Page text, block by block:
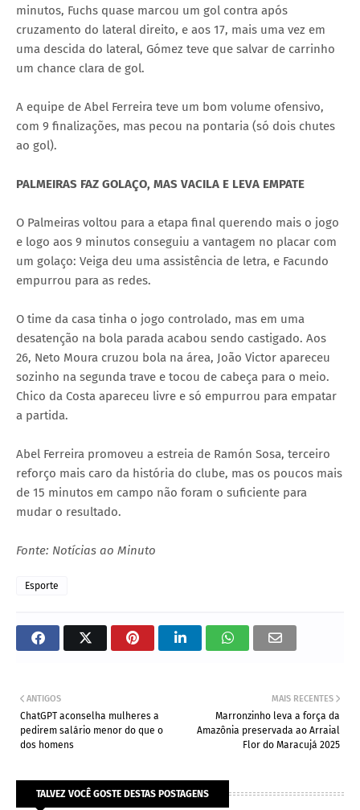
minutos, Fuchs quase marcou um gol contra após
cruzamento do lateral direito, e aos 17, mais uma vez em
uma descida do lateral, Gómez teve que salvar de carrinho
um chance clara de gol.
A equipe de Abel Ferreira teve um bom volume ofensivo,
com 9 finalizações, mas pecou na pontaria (só dois chutes
ao gol).
PALMEIRAS FAZ GOLAÇO, MAS VACILA E LEVA EMPATE
O Palmeiras voltou para a etapa final querendo mais o jogo
e logo aos 9 minutos conseguiu a vantagem no placar com
um golaço: Veiga deu uma assistência de letra, e Facundo
empurrou para as redes.
O time da casa tinha o jogo controlado, mas em uma
desatenção na bola parada acabou sendo castigado. Aos
26, Neto Moura cruzou bola na área, João Victor apareceu
sozinho na segunda trave e tocou de cabeça para o meio.
Chico da Costa apareceu livre e só empurrou para empatar
a partida.
Abel Ferreira promoveu a estreia de Ramón Sosa, terceiro
reforço mais caro da história do clube, mas os poucos mais
de 15 minutos em campo não foram o suficiente para
mudar o resultado.
Fonte: Notícias ao Minuto
Esporte
MAIS RECENTES
Marronzinho leva a força da
Amazônia preservada ao Arraial
Flor do Maracujá 2025
ANTIGOS
ChatGPT aconselha mulheres a
pedirem salário menor do que o
dos homens
TALVEZ VOCÊ GOSTE DESTAS POSTAGENS